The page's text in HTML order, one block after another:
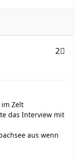
2
Zelt
das Interview mit
aus wenn